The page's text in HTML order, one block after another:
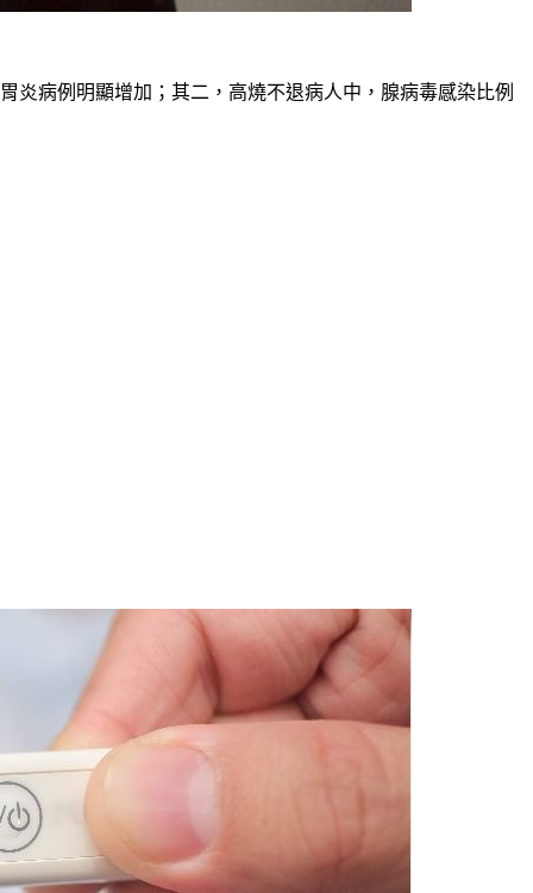
炎病例明顯增加 ；其二，高燒不退病人中， 腺病毒感染比例